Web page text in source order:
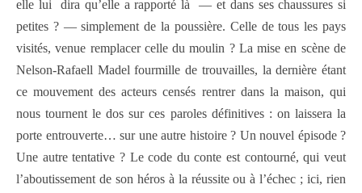
elle lui
dira qu’elle a rapporté là
— et dans ses chaussures si
petites ? — simplement de la poussière. Celle de tous les pays
visités, venue remplacer celle du moulin ? La mise en scène de
Nelson-Rafaell Madel fourmille de trouvailles, la dernière étant
ce mouvement des acteurs censés rentrer dans la maison, qui
nous tournent le dos sur ces paroles définitives : on laissera la
porte entrouverte… sur une autre histoire ? Un nouvel épisode ?
Une autre tentative ? Le code du conte est contourné, qui veut
l’aboutissement de son héros à la réussite ou à l’échec ; ici, rien